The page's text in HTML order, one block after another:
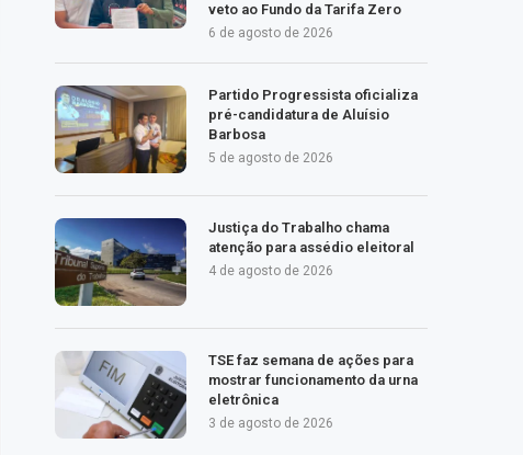
veto ao Fundo da Tarifa Zero
6 de agosto de 2026
Partido Progressista oficializa
pré-candidatura de Aluísio
Barbosa
5 de agosto de 2026
Justiça do Trabalho chama
atenção para assédio eleitoral
4 de agosto de 2026
TSE faz semana de ações para
mostrar funcionamento da urna
eletrônica
3 de agosto de 2026